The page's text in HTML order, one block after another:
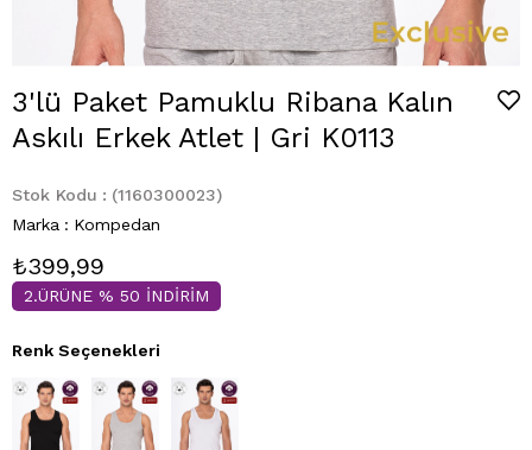
3'lü Paket Pamuklu Ribana Kalın
Askılı Erkek Atlet | Gri K0113
Stok Kodu
(1160300023)
Marka : Kompedan
₺399,99
2.ÜRÜNE % 50 İNDİRİM
Renk Seçenekleri